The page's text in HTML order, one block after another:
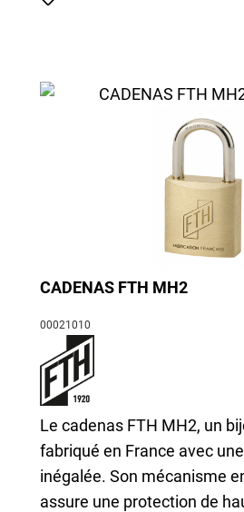
CADENAS FTH MH2
00021010
Le cadenas FTH MH2, un
fabriqué en France avec
inégalée. Son mécanisme
assure une protection de